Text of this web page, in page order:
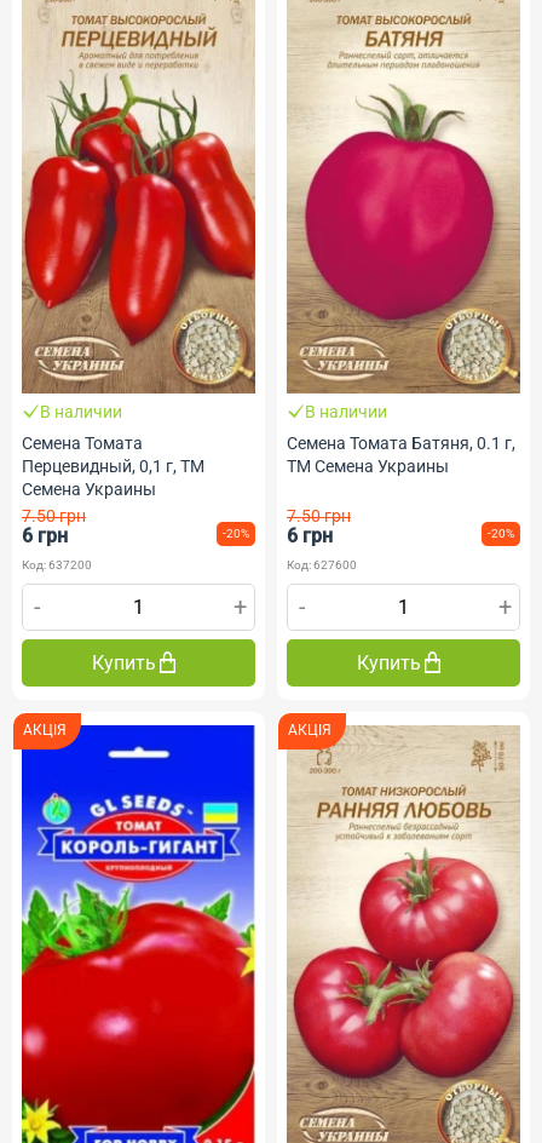
В наличии
Семена Томата
Перцевидный, 0,1 г, ТМ
Семена Украины
7.50 грн
6 грн -20%
Код: 637200
- +
Купить
В наличии
Семена Томата Батяня, 0.1 г,
ТМ Семена Украины
7.50 грн
6 грн -20%
Код: 627600
- +
Купить
АКЦІЯ АКЦІЯ